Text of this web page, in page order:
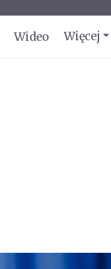
Wideo Więcej